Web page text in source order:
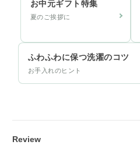
お中元ギフト特集
夏のご挨拶に
ふわふわに保つ洗濯のコツ
お手入れのヒント
Review